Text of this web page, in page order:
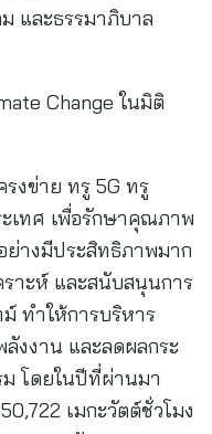
และธรรมาภิบาล
Change ในมิติ
งข่าย ทรู 5G ทรู
เทศ เพื่อรักษาคุณภาพ
ย่างมีประสิทธิภาพมาก
าะห์ และสนับสนุนการ
ทำให้การบริหาร
งงาน และลดผลกระ
โดยในปีที่ผ่านมา
เมกะวัตต์ชั่วโมง